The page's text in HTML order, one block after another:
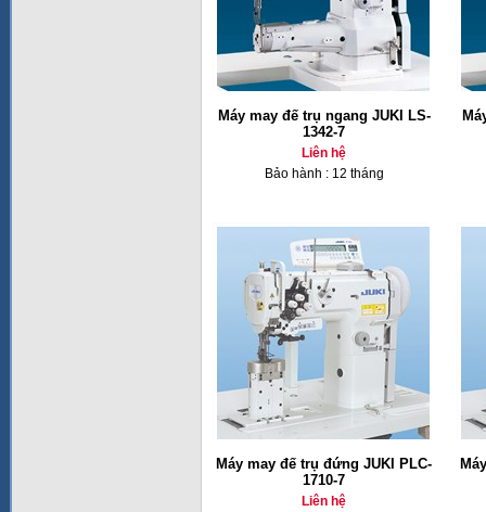
Máy may đế trụ ngang JUKI LS-
1342-7
Liên hệ
Bảo hành : 12 tháng
Máy may đế trụ đứng JUKI PLC-
1710-7
Liên hệ